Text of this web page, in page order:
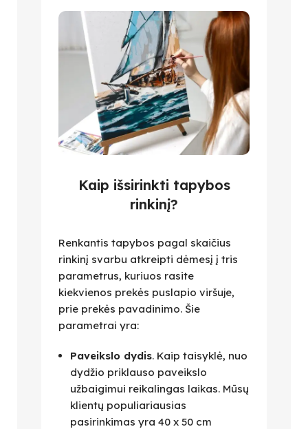
Kaip išsirinkti tapybos
rinkinį?
Renkantis tapybos pagal skaičius
rinkinį svarbu atkreipti dėmesį į tris
parametrus, kuriuos rasite
kiekvienos prekės puslapio viršuje,
prie prekės pavadinimo. Šie
parametrai yra:
Paveikslo dydis. Kaip taisyklė, nuo
dydžio priklauso paveikslo
užbaigimui reikalingas laikas. Mūsų
klientų populiariausias
pasirinkimas yra 40 x 50 cm